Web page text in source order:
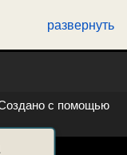
и
имя твое, и
…
развернуть
с помощью